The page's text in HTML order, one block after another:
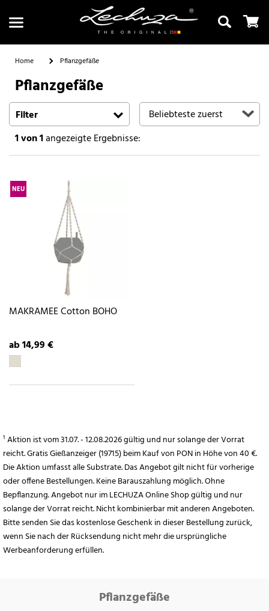
Suchen
Home Pflanzgefäße
Pflanzgefäße
Filter
1von 1angezeigte Ergebnisse:
NEU
MAKRAMEE Cotton BOHO
ab 14,99 €
¹ Aktion ist vom 31.07. - 12.08.2026 gültig und nur solange der Vorrat
reicht. Gratis Gießanzeiger (19715) beim Kauf von PON in Höhe von 40 €.
Die Aktion umfasst alle Substrate. Das Angebot gilt nicht für vorherige
oder offene Bestellungen. Keine Barauszahlung möglich. Ohne
Bepflanzung. Angebot nur im LECHUZA Online Shop gültig und nur
solange der Vorrat reicht. Nicht kombinierbar mit anderen Angeboten.
Bitte senden Sie das kostenlose Geschenk in dieser Bestellung zurück,
wenn Sie nach der Rücksendung nicht mehr die ursprüngliche
Werbeanforderung erfüllen.
Pflanzgefäße